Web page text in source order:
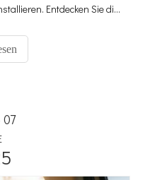
Entdecken Sie die
07